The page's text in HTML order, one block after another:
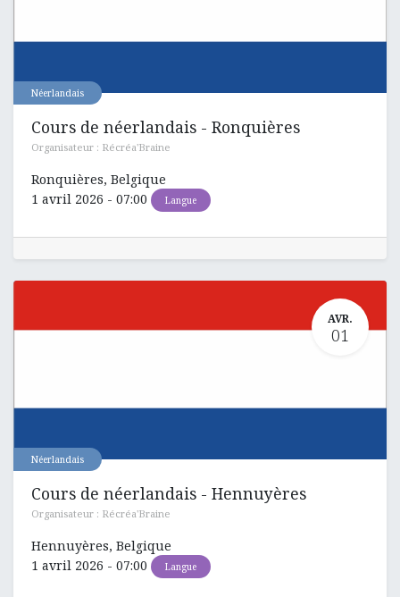
Néerlandais
Cours de néerlandais - Ronquières
Organisateur : Récréa'Braine
Ronquières, Belgique
1 avril 2026 - 07:00 Langue
AVR.
01
Néerlandais
Cours de néerlandais - Hennuyères
Organisateur : Récréa'Braine
Hennuyères, Belgique
1 avril 2026 - 07:00 Langue